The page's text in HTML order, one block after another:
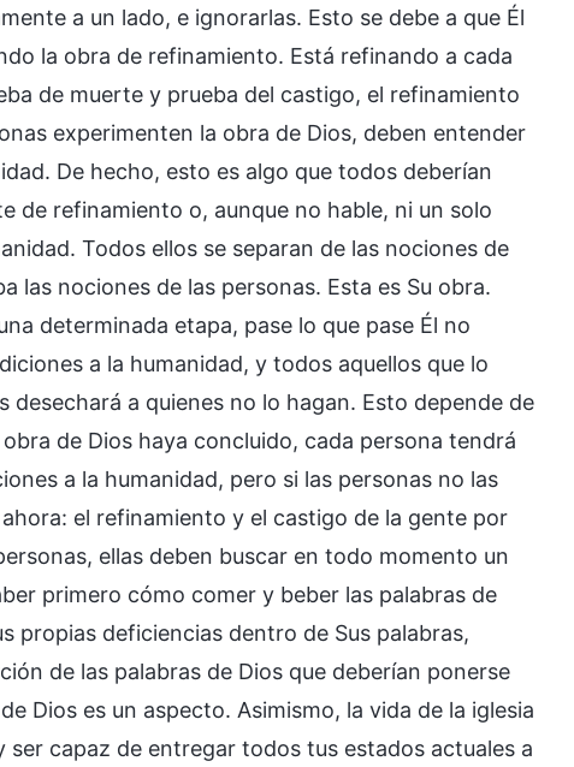
a un lado, e ignorarlas. Esto se debe a que Él
la obra de refinamiento. Está refinando a cada
de muerte y prueba del castigo, el refinamiento
experimenten la obra de Dios, deben entender
De hecho, esto es algo que todos deberían
de refinamiento o, aunque no hable, ni un solo
Todos ellos se separan de las nociones de
las nociones de las personas. Esta es Su obra.
determinada etapa, pase lo que pase Él no
a la humanidad, y todos aquellos que lo
a quienes no lo hagan. Esto depende de
de Dios haya concluido, cada persona tendrá
a la humanidad, pero si las personas no las
el refinamiento y el castigo de la gente por
ellas deben buscar en todo momento un
primero cómo comer y beber las palabras de
propias deficiencias dentro de Sus palabras,
de las palabras de Dios que deberían ponerse
Dios es un aspecto. Asimismo, la vida de la iglesia
capaz de entregar todos tus estados actuales a